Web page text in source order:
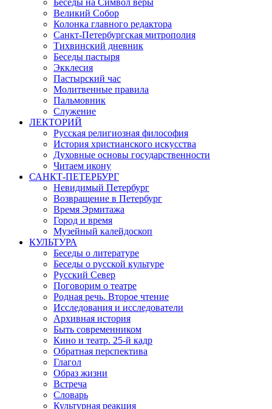
Великий Собор
Колонка главного редактора
Санкт-Петербургская митрополия
Тихвинский дневник
Беседы пастыря
Экклесия
Пастырский час
Молитвенные правила
Пальмовник
Служение
ЛЕКТОРИЙ
Русская религиозная философия
История христианского искусства
Духовные основы государственности
Читаем икону
САНКТ-ПЕТЕРБУРГ
Невидимый Петербург
Возвращение в Петербург
Время Эрмитажа
Город и время
Музейный калейдоскоп
КУЛЬТУРА
Беседы о литературе
Беседы о русской культуре
Русский Север
Поговорим о театре
Родная речь. Второе чтение
Исследования и исследователи
Архивная история
Быть современником
Кино и театр. 25-й кадр
Обратная перспектива
Глагол
Образ жизни
Встреча
Словарь
Культурная реакция